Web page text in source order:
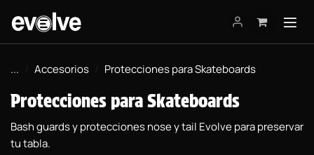
... Accesorios Protecciones para Skateboards
Protecciones para Skateboards
Bash guards y protecciones nose y tail Evolve para preservar
tu tabla.